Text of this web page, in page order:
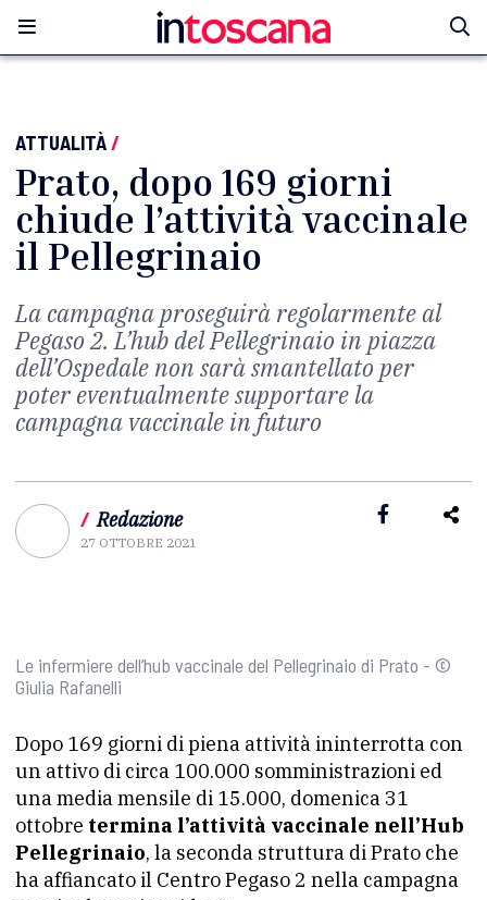
ATTUALITÀ/
Prato, dopo 169 giorni
chiude l’attività vaccinale
il Pellegrinaio
La campagna proseguirà regolarmente al
Pegaso 2. L’hub del Pellegrinaio in piazza
dell’Ospedale non sarà smantellato per
poter eventualmente supportare la
campagna vaccinale in futuro
/ Redazione
27 OTTOBRE 2021
Le infermiere dell’hub vaccinale del Pellegrinaio di Prato - ©
Giulia Rafanelli
Dopo 169 giorni di piena attività ininterrotta con
un attivo di circa 100.000 somministrazioni ed
una media mensile di 15.000, domenica 31
ottobre termina l’attività vaccinale nell’Hub
Pellegrinaio, la seconda struttura di Prato che
ha affiancato il Centro Pegaso 2 nella campagna